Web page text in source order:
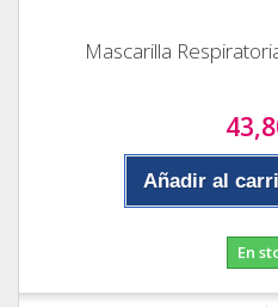
Mascarilla
Añadir al
En